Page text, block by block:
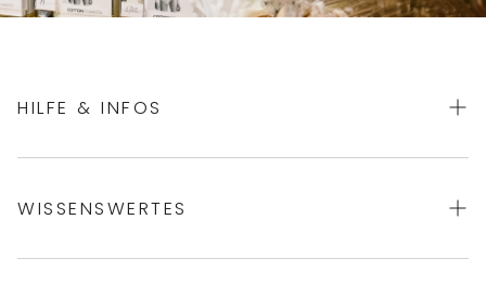
HILFE & INFOS
Datenschutz
Impressum
WISSENSWERTES